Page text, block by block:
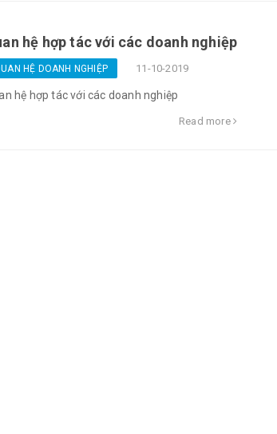
hệ hợp tác với các doanh nghiệp
HỆ DOANH NGHIỆP 11-10-2019
hệ hợp tác với các doanh nghiệp
Read more